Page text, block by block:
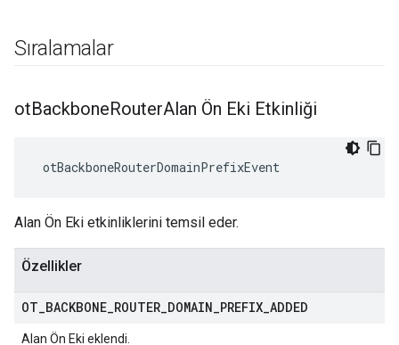
Sıralamalar
otBackboneRouterAlan Ön Eki Etkinliği
otBackboneRouterDomainPrefixEvent
Alan Ön Eki etkinliklerini temsil eder.
Özellikler
OT BACKBONE ROUTER DOMAIN PREFIX ADDED
Alan Ön Eki eklendi.